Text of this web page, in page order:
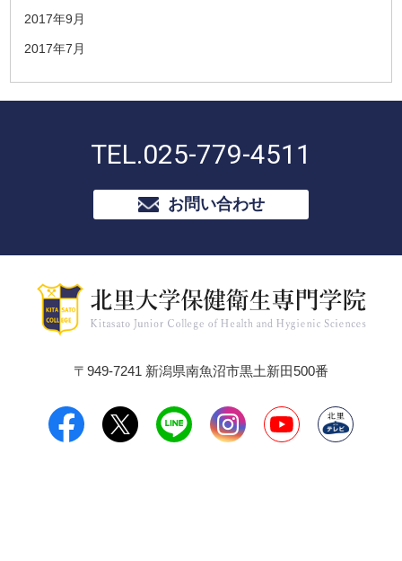
2017年9月
2017年7月
TEL.025-779-4511
お問い合わせ
〒949-7241 新潟県南魚沼市黒土新田500番